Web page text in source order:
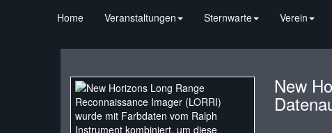
Home Veranstaltungen Sternwarte Verein
New